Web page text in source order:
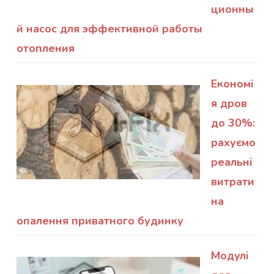
ционны
й насос для эффективной работы
отопления
Економі
я дров
до 30%:
рахуємо
реальні
витрати
на
опалення приватного будинку
Модулі